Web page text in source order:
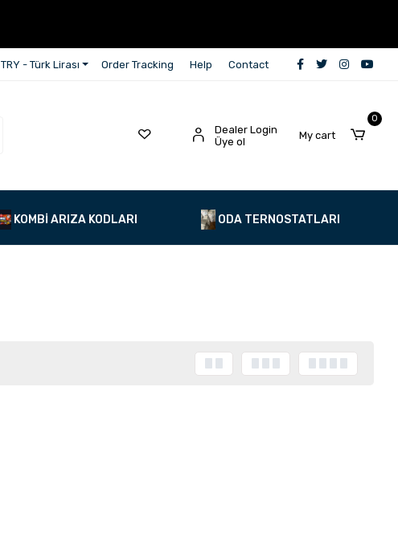
TRY - Türk Lirası Order Tracking Help Contact
Dealer Login
Üye ol
My cart
0
KOMBİ ARIZA KODLARI ODA TERNOSTATLARI